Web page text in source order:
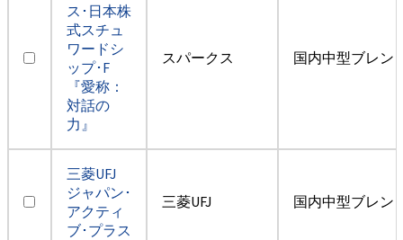
ス･日本株
式スチュ
ワードシ
ップ･F
『愛称：
対話の
力』
スパークス 国内中型ブレン
三菱UFJ
ジャパン･
アクティ
ブ･プラス
三菱UFJ 国内中型ブレン